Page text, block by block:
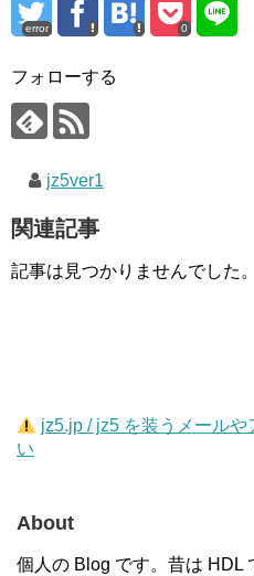
error 0
フォローする
jz5ver1
関連記事
記事は見つかりませんでした。
jz5.jp / jz5 を装うメール
い
About
個人の Blog です。昔は HDL